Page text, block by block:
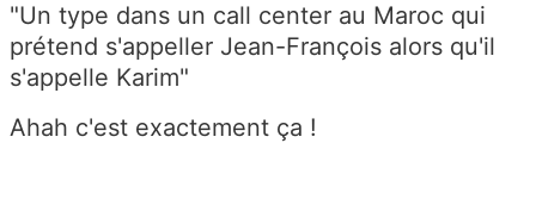
"Un type dans un call center au Maroc qui
prétend s'appeller Jean-François alors qu'il
s'appelle Karim"
Ahah c'est exactement ça !